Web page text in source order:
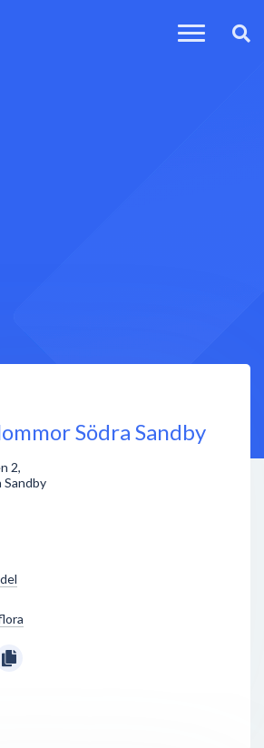
Södra Sandby
2,
Sandby